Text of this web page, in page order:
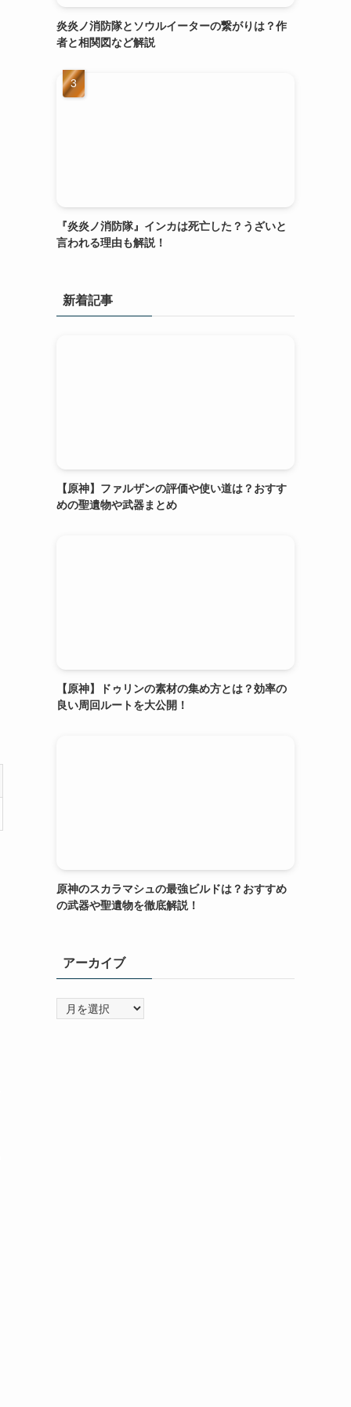
炎炎ノ消防隊とソウルイーターの繋がりは？作
者と相関図など解説
『炎炎ノ消防隊』インカは死亡した？うざいと
言われる理由も解説！
新着記事
【原神】ファルザンの評価や使い道は？おすす
めの聖遺物や武器まとめ
【原神】ドゥリンの素材の集め方とは？効率の
良い周回ルートを大公開！
原神のスカラマシュの最強ビルドは？おすすめ
の武器や聖遺物を徹底解説！
アーカイブ
ー